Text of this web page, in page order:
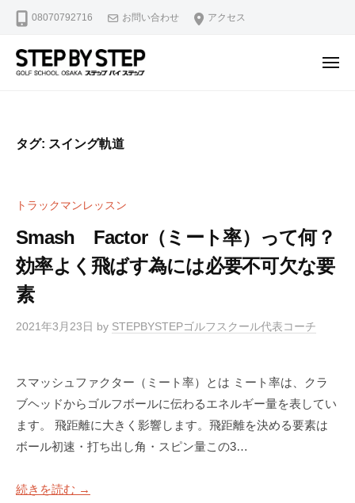
08070792716 お問い合わせ アクセス
・
屋
】
ゴ
ル
ス
イ
ス
修
正
ン
2
堺
筋
本
町
駅
4
分
ン
ツ
ー
マ
専
メ
タグ: スイング軌道
トラックマンレッスン
Smash Factor（ミート率）って何？
効率よく飛ばす為には必要不可欠な要
素
2021年3月23日 by STEPBYSTEPゴルフスクール代表コーチ
スマッシュファクター（ミート率）とは ミート率は、クラ
ブヘッドからゴルフボールに伝わるエネルギー量を表してい
ます。 飛距離に大きく影響します。飛距離を決める要素は
ボール初速・打ち出し角・スピン量この3…
続きを読む →
北
・
淀
ゴ
ス
ラ
イ
ス
修
正
マ
ー
マ
ン
門
T